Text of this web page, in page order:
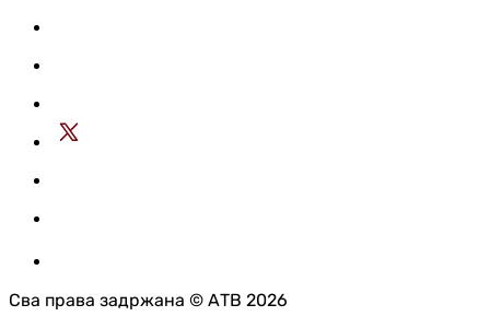
Сва права задржана © АТВ 2026